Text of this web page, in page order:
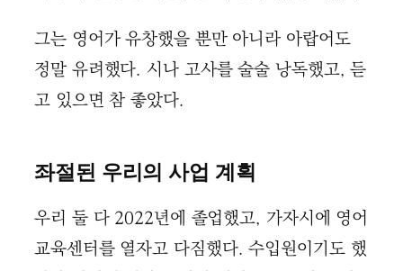
그는 영어가 유창했을 뿐만 아니라 아랍어도
정말 유려했다. 시나 고사를 술술 낭독했고, 듣
고 있으면 참 좋았다.
좌절된 우리의 사업 계획
우리 둘 다 2022년에 졸업했고, 가자시에 영어
교육센터를 열자고 다짐했다. 수입원이기도 했